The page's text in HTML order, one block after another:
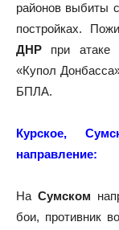
районов выбиты
постройках.
ДНР при атаке
«Купол
БПЛА.
Курское,
направление:
На Сумском
бои, противник